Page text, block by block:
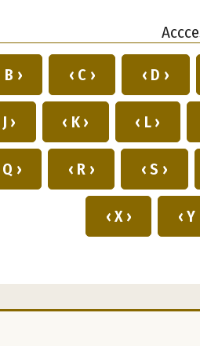
B › ‹ C › ‹ D ›
› ‹ K › ‹ L ›
› ‹ R › ‹ S ›
‹ X › ‹ Y